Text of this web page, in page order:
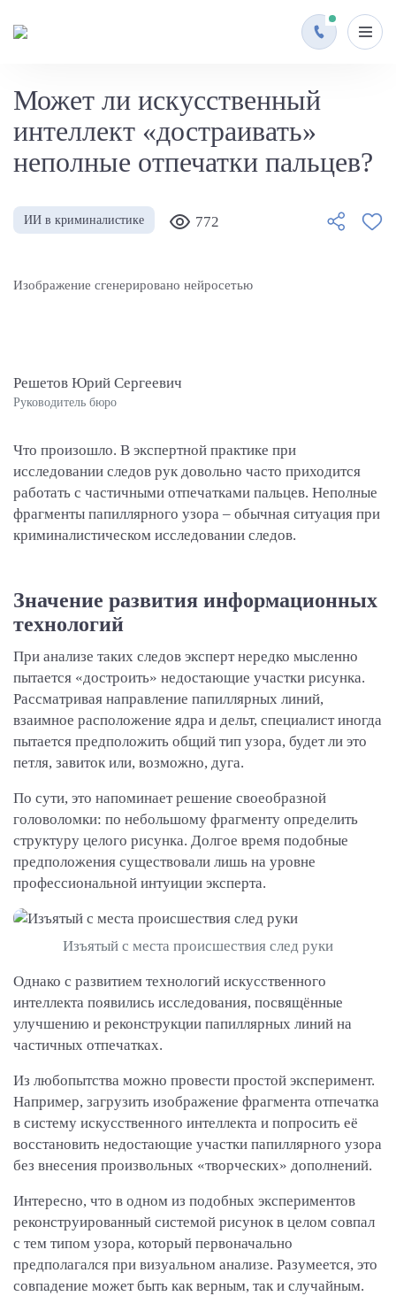
Может ли искусственный
интеллект «достраивать»
неполные отпечатки пальцев?
ИИ в криминалистике 772
Изображение сгенерировано нейросетью
Решетов Юрий Сергеевич
Руководитель бюро
Что произошло. В экспертной практике при
исследовании следов рук довольно часто приходится
работать с частичными отпечатками пальцев. Неполные
фрагменты папиллярного узора – обычная ситуация при
криминалистическом исследовании следов.
Значение развития информационных
технологий
При анализе таких следов эксперт нередко мысленно
пытается «достроить» недостающие участки рисунка.
Рассматривая направление папиллярных линий,
взаимное расположение ядра и дельт, специалист иногда
пытается предположить общий тип узора, будет ли это
петля, завиток или, возможно, дуга.
По сути, это напоминает решение своеобразной
головоломки: по небольшому фрагменту определить
структуру целого рисунка. Долгое время подобные
предположения существовали лишь на уровне
профессиональной интуиции эксперта.
Изъятый с места происшествия след руки
Однако с развитием технологий искусственного
интеллекта появились исследования, посвящённые
улучшению и реконструкции папиллярных линий на
частичных отпечатках.
Из любопытства можно провести простой эксперимент.
Например, загрузить изображение фрагмента отпечатка
в систему искусственного интеллекта и попросить её
восстановить недостающие участки папиллярного узора
без внесения произвольных «творческих» дополнений.
Интересно, что в одном из подобных экспериментов
реконструированный системой рисунок в целом совпал
с тем типом узора, который первоначально
предполагался при визуальном анализе. Разумеется, это
совпадение может быть как верным, так и случайным.